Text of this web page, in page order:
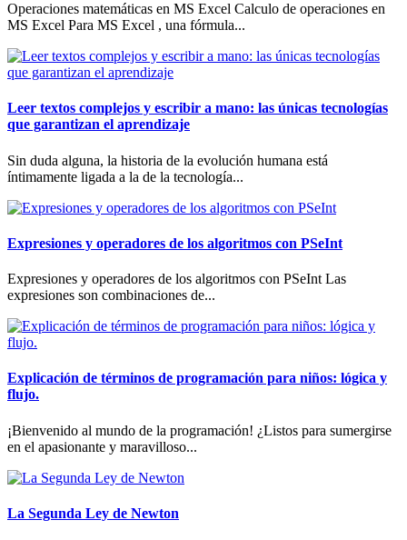
Operaciones matemáticas en MS Excel Calculo de operaciones en
MS Excel Para MS Excel , una fórmula...
Leer textos complejos y escribir a mano: las únicas tecnologías
que garantizan el aprendizaje
Sin duda alguna, la historia de la evolución humana está
íntimamente ligada a la de la tecnología...
Expresiones y operadores de los algoritmos con PSeInt
Expresiones y operadores de los algoritmos con PSeInt Las
expresiones son combinaciones de...
Explicación de términos de programación para niños: lógica y
flujo.
¡Bienvenido al mundo de la programación! ¿Listos para sumergirse
en el apasionante y maravilloso...
La Segunda Ley de Newton